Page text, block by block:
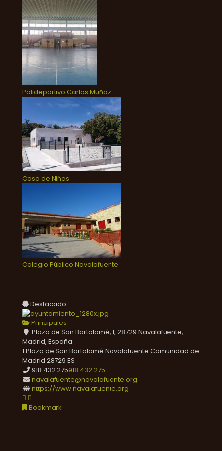
Polideportivo Carlos Muñoz
Casa de Niños
Colegio Público Navalafuente
Destacado
Principales
Plaza de San Bartolomé, 1, 28729 Navalafuente,
Madrid, España
1 Plaza de San Bartolomé Navalafuente Comunidad de
Madrid 28729 ES
918 432 275918 432 275
navalafuente@navalafuente.org
https://www.navalafuente.org
Bookmark